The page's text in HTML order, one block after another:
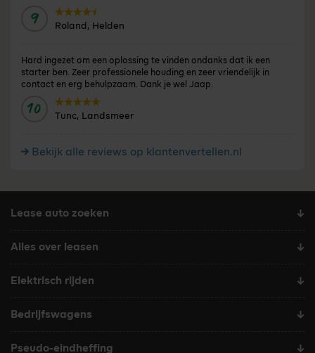
9 Door:
Roland, Helden
Hard ingezet om een oplossing te vinden ondanks dat ik een
starter ben. Zeer professionele houding en zeer vriendelijk in
contact en erg behulpzaam. Dank je wel Jaap.
10 Door:
Tunc, Landsmeer
Bekijk alle reviews op klantenvertellen.nl
Lease auto zoeken
Alles over leasen
Elektrisch rijden
Bedrijfswagens
Pseudo-eindheffing